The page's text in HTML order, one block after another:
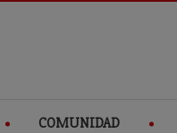
COMUNIDAD